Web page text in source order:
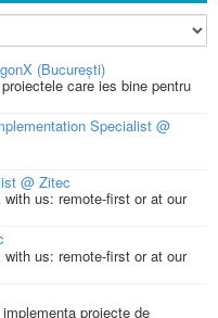
(București)
care ies bine pentru
Specialist @
@ Zitec
us: remote-first or at our
us: remote-first or at our
proiecte de